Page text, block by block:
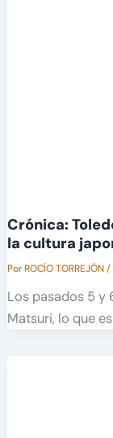
Crónica:
la cultura
PorROCÍO TORREJÓN/
Los pasados 5 y
Matsuri, lo que